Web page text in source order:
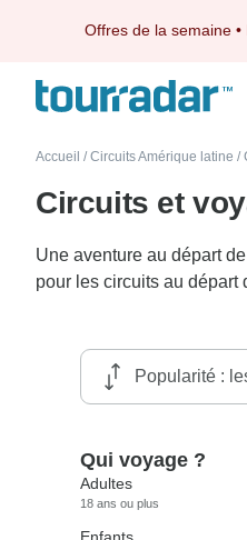
Offres de la semaine •
Accueil / Circuits Amérique latine /
Circuits et
Une aventure au départ
pour les circuits au départ
Qui voyage ?
Adultes
18 ans ou plus